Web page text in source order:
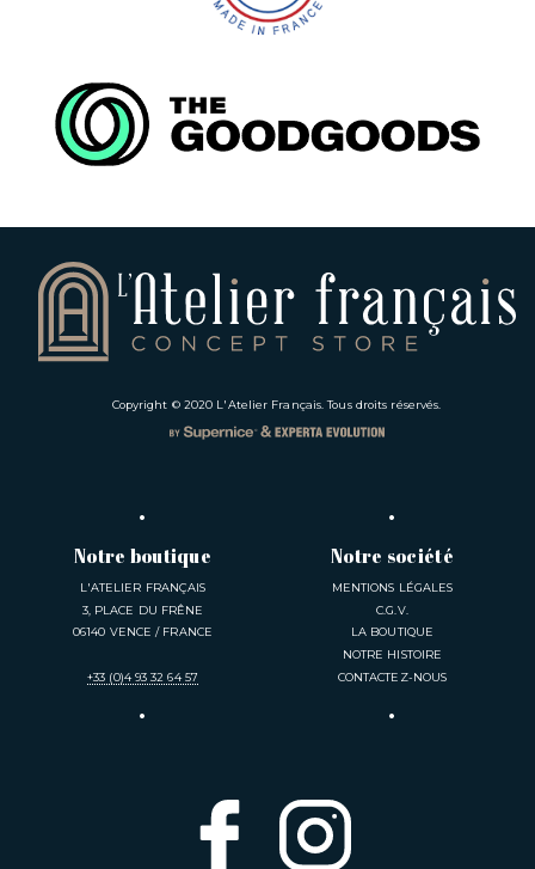
Copyright © 2020 L'Atelier Français . Tous droits réservés.
Notre boutique
L'ATELIER FRANÇAIS
3, PLACE DU FRÊNE
06140 VENCE / FRANCE
+33 (0)4 93 32 64 57
Notre société
MENTIONS LÉGALES
C.G.V.
LA BOUTIQUE
NOTRE HISTOIRE
CONTACTEZ-NOUS